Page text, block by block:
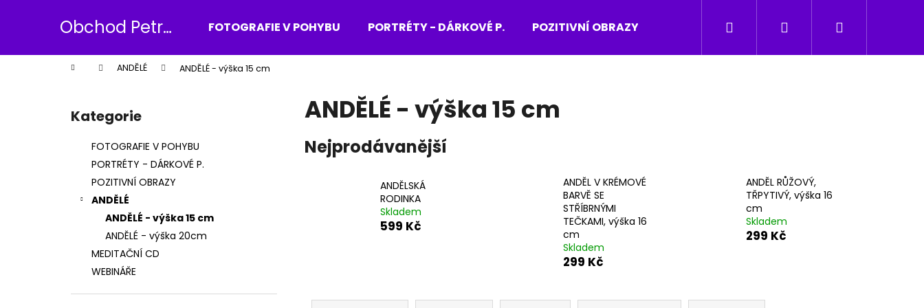
Obchod Petr FOTOGRAFIE V POHYBU PORTRÉTY - DÁRKOVÉ P. POZITIVNÍ OBRAZY MEDITAČNÍ CD
Hledat PřihlášeníNákupní
Domů ANDĚLÉ ANDĚLÉ - výška 15 cm
Přeskočit
kategorie
Kategorie
FOTOGRAFIE V POHYBU
PORTRÉTY - DÁRKOVÉ P.
POZITIVNÍ OBRAZY
ANDĚLÉ
ANDĚLÉ - výška 15 cm
ANDĚLÉ - výška 20cm
MEDITAČNÍ CD
WEBINÁŘE
ANDĚLÉ - výška 15 cm
Nejprodávanější
ANDĚLSKÁ
RODINKA
Skladem
599 Kč
ANDĚL V KRÉMOVÉ
BARVĚ SE
STŘÍBRNÝMI
TEČKAMI, výška 16
cm
Skladem
299 Kč
ANDĚL RŮŽOVÝ,
TŘPYTIVÝ, výška 16
cm
Skladem
299 Kč
Ř
í
Zpět
do
Zpět
do
Doporučujeme